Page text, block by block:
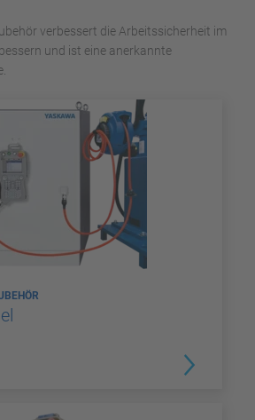
verbessert die Arbeitssicherheit im
und ist eine anerkannte